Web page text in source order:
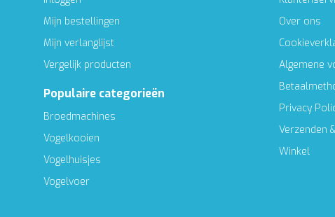
Mijn bestellingen
Mijn verlanglijst
Vergelijk producten
Populaire categorieën
Broedmachines
Vogelkooien
Vogelhuisjes
Vogelvoer
Over ons
Algemene
Privacy
Verzenden
Winkel